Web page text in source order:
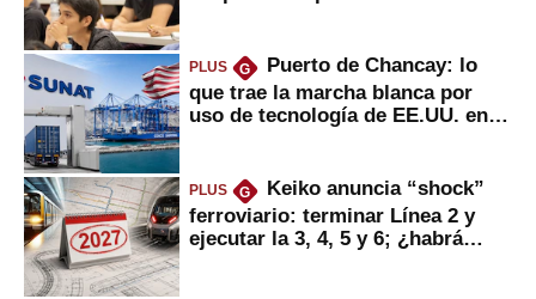
PLUS G
Puerto de Chancay: lo
que trae la marcha blanca por
uso de tecnología de EE.UU. en
PLUS G
Keiko anuncia “shock”
ferroviario: terminar Línea 2 y
ejecutar la 3, 4, 5 y 6; ¿habrá